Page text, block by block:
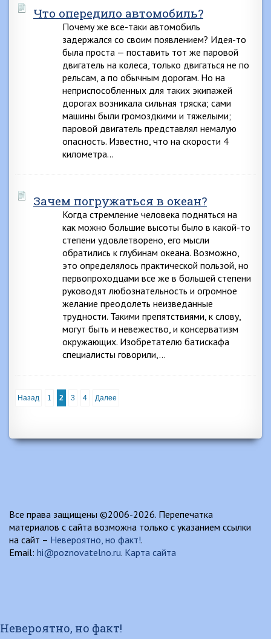
Что опередило автомобиль?
Почему же все-таки автомобиль
задержался со своим появлением? Идея-то
была проста — поставить тот же паровой
двигатель на колеса, только двигаться не по
рельсам, а по обычным дорогам. Но на
неприспособленных для таких экипажей
дорогах возникала сильная тряска; сами
машины были громоздкими и тяжелыми;
паровой двигатель представлял немалую
опасность. Известно, что на скорости 4
километра…
Зачем погружаться в океан?
Когда стремление человека подняться на
как можно большие высоты было в какой-то
степени удовлетворено, его мысли
обратились к глубинам океана. Возможно,
это определялось практической пользой, но
первопроходцами все же в большей степени
руководят любознательность и огромное
желание преодолеть неизведанные
трудности. Такими препятствиями, к слову,
могут быть и невежество, и консерватизм
окружающих. Изобретателю батискафа
специалисты говорили,…
Назад 1 2 3 4 Далее
Все права защищены ©2006-2026. Перепечатка
материалов с сайта возможна только с указанием ссылки
на сайт – Невероятно, но факт!.
Email: hi@poznovatelno.ru. Карта сайта
Невероятно, но факт!